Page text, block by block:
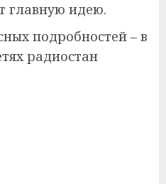
главную идею.
подробностей – в
радиостан